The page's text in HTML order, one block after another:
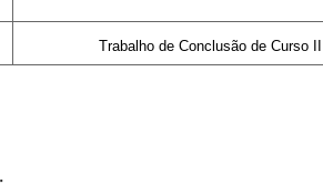
Trabalho de Conclusão de Curso II